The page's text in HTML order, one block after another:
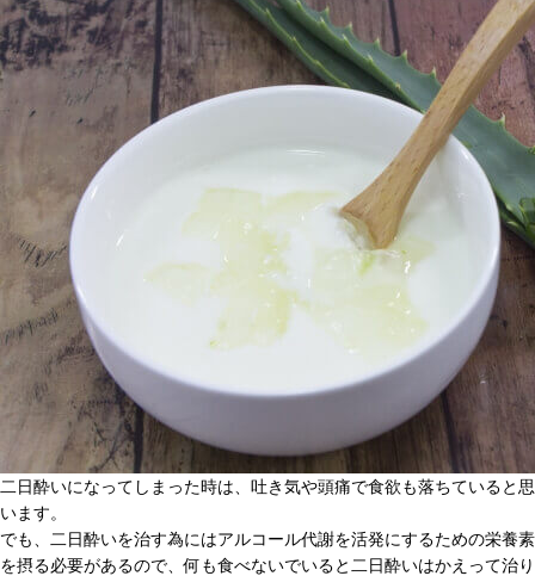
二日酔いになってしまった時は、吐き気や頭痛で食欲も落ちていると思
います。
でも、二日酔いを治す為にはアルコール代謝を活発にするための栄養素
を摂る必要があるので、何も食べないでいると二日酔いはかえって治り